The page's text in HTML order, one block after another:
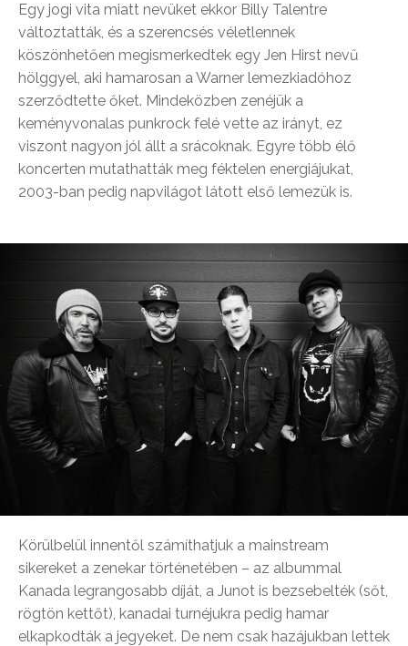
Egy jogi vita miatt nevüket ekkor Billy Talentre
változtatták, és a szerencsés véletlennek
köszönhetően megismerkedtek egy Jen Hirst nevű
hölggyel, aki hamarosan a Warner lemezkiadóhoz
szerződtette őket. Mindeközben zenéjük a
keményvonalas punkrock felé vette az irányt, ez
viszont nagyon jól állt a srácoknak. Egyre több élő
koncerten mutathatták meg féktelen energiájukat,
2003-ban pedig napvilágot látott első lemezük is.
Körülbelül innentől számíthatjuk a mainstream
sikereket a zenekar történetében – az albummal
Kanada legrangosabb díját, a Junot is bezsebelték (sőt,
rögtön kettőt), kanadai turnéjukra pedig hamar
elkapkodták a jegyeket. De nem csak hazájukban lettek